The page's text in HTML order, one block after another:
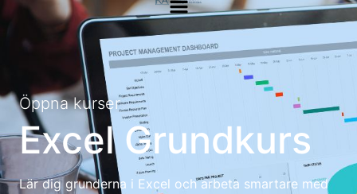
Öppna kurser
Excel Grundkurs
Lär dig grunderna i Excel och arbeta smartare med